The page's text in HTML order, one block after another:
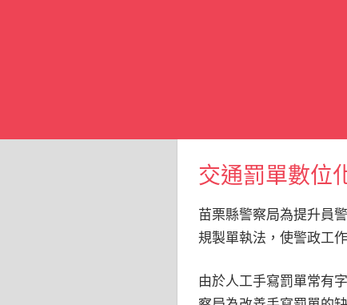
交通罰單數位
苗栗縣警察局為提升員
規製單執法，使警政工
由於人工手寫罰單常有